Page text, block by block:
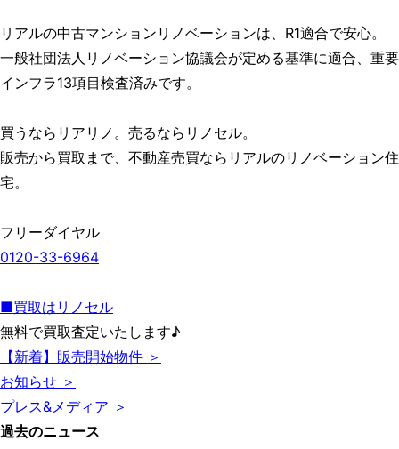
リアルの中古マンションリノベーションは、R1適合で安心。
一般社団法人リノベーション協議会が定める基準に適合、重要
インフラ13項目検査済みです。
買うならリアリノ。売るならリノセル。
販売から買取まで、不動産売買ならリアルのリノベーション住
宅。
フリーダイヤル
0120-33-6964
■買取はリノセル
無料で買取査定いたします♪
【新着】販売開始物件 ＞
お知らせ ＞
プレス&メディア ＞
過去のニュース